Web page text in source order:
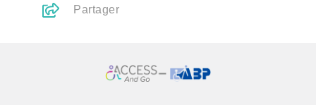
Partager